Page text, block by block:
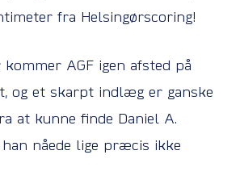
fra Helsingørscoring!
AGF igen afsted på
og et skarpt indlæg er ganske
at kunne finde Daniel A.
han nåede lige præcis ikke